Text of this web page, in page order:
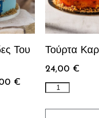
Του
€
Τούρτα
24,00 €